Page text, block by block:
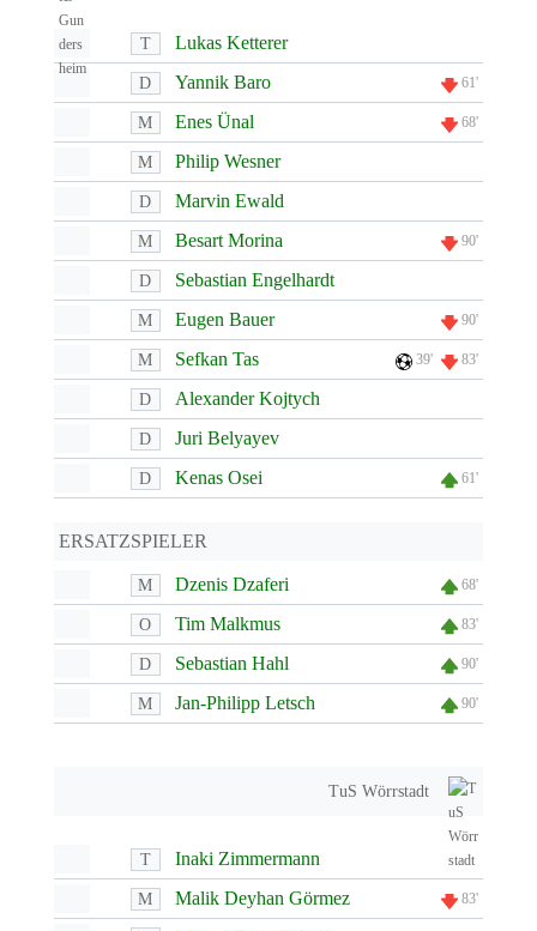
T Lukas Ketterer
D Yannik Baro 61'
M Enes Ünal 68'
M Philip Wesner
D Marvin Ewald
M Besart Morina 90'
D Sebastian Engelhardt
M Eugen Bauer 90'
M Sefkan Tas 39' 83'
D Alexander Kojtych
D Juri Belyayev
D Kenas Osei 61'
ERSATZSPIELER
M Dzenis Dzaferi 68'
O Tim Malkmus 83'
D Sebastian Hahl 90'
M Jan-Philipp Letsch 90'
TuS Wörrstadt
T Inaki Zimmermann
M Malik Deyhan Görmez 83'